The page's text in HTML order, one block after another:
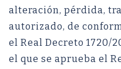
alteración, pérdida,
autorizado, de
el Real Decreto 1720/
el que se aprueba el